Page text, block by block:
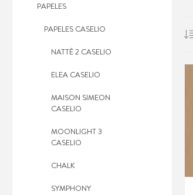
PAPELES
PAPELES CASELIO
NATTÊ 2 CASELIO
ELEA CASELIO
MAISON SIMEON
CASELIO
MOONLIGHT 3
CASELIO
CHALK
SYMPHONY